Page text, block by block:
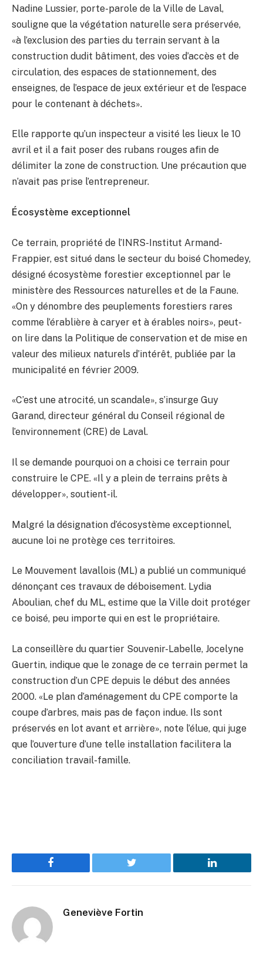
Nadine Lussier, porte-parole de la Ville de Laval,
souligne que la végétation naturelle sera préservée,
«à l’exclusion des parties du terrain servant à la
construction dudit bâtiment, des voies d’accès et de
circulation, des espaces de stationnement, des
enseignes, de l’espace de jeux extérieur et de l’espace
pour le contenant à déchets».
Elle rapporte qu’un inspecteur a visité les lieux le 10
avril et il a fait poser des rubans rouges afin de
délimiter la zone de construction. Une précaution que
n’avait pas prise l’entrepreneur.
Écosystème exceptionnel
Ce terrain, propriété de l’INRS-Institut Armand-
Frappier, est situé dans le secteur du boisé Chomedey,
désigné écosystème forestier exceptionnel par le
ministère des Ressources naturelles et de la Faune.
«On y dénombre des peuplements forestiers rares
comme l’érablière à caryer et à érables noirs», peut-
on lire dans la Politique de conservation et de mise en
valeur des milieux naturels d’intérêt, publiée par la
municipalité en février 2009.
«C’est une atrocité, un scandale», s’insurge Guy
Garand, directeur général du Conseil régional de
l’environnement (CRE) de Laval.
Il se demande pourquoi on a choisi ce terrain pour
construire le CPE. «Il y a plein de terrains prêts à
développer», soutient-il.
Malgré la désignation d’écosystème exceptionnel,
aucune loi ne protège ces territoires.
Le Mouvement lavallois (ML) a publié un communiqué
dénonçant ces travaux de déboisement. Lydia
Aboulian, chef du ML, estime que la Ville doit protéger
ce boisé, peu importe qui en est le propriétaire.
La conseillère du quartier Souvenir-Labelle, Jocelyne
Guertin, indique que le zonage de ce terrain permet la
construction d’un CPE depuis le début des années
2000. «Le plan d’aménagement du CPE comporte la
coupe d’arbres, mais pas de façon indue. Ils sont
préservés en lot avant et arrière», note l’élue, qui juge
que l’ouverture d’une telle installation facilitera la
conciliation travail-famille.
Facebook Twitter LinkedIn
Geneviève Fortin